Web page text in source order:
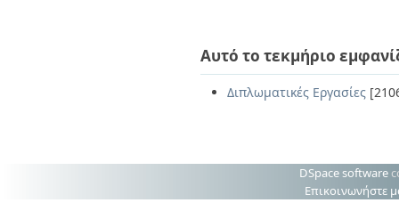
Αυτό το τεκμήριο
Διπλωματικές Εργασίες
DSpace software
Επικοινωνήστε